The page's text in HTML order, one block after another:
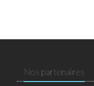
Nos partenaires